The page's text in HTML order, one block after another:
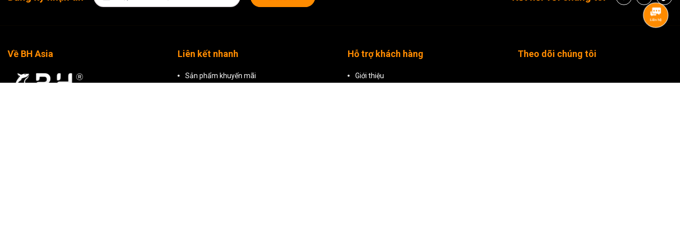
Nổi bật với báng cầm bằng xốp mềm để tăng thêm sự thoải mái và chân cao su có thể tháo rời có gai tiếp đất
Với khả năng chịu trọng lượng lên tới 2,5kg, bạn có thể chọn thiết bị máy ảnh của mình một cách dễ dàng
hoặc chụp bằng điện thoại thông minh của mình bằng cách sử dụng kẹp điện thoại đi kèm.
Về BH Asia Liên kết nhanh
Sản phẩm khuyến mãi
Hỗ trợ khách hàng
Giới thiệu
Theo dõi chúng tôi